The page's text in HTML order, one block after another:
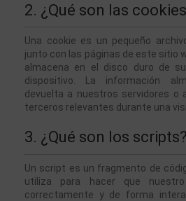
2. ¿Qué son las
Una cookie es un pequeño
junto con las páginas de este sitio
almacena en el disco duro de
dispositivo. La información
devuelta a nuestros servidores o
terceros relevantes durante una
3. ¿Qué son los scripts?
Un script es un fragmento de
utiliza para hacer que
correctamente y de forma